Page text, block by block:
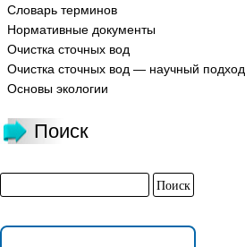
Словарь терминов
Нормативные документы
Очистка сточных вод
Очистка сточных вод — научный подход
Основы экологии
Поиск